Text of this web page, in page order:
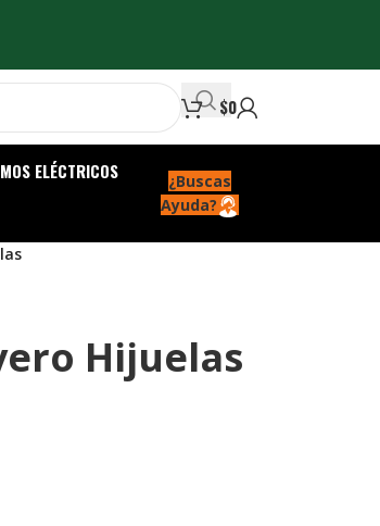
$0
ELÉCTRICOS
¿Buscas
Ayuda?
Hijuelas